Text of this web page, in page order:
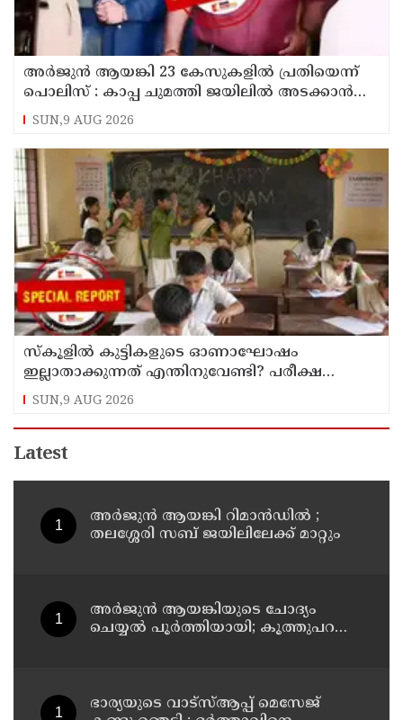
അര്‍ജുന്‍ ആയങ്കി 23 കേസുകളില്‍ പ്രതിയെന്ന്
പൊലിസ് : കാപ്പ ചുമത്തി ജയിലില്‍ അടക്കാന്‍
നീക്കം
SUN,9 AUG 2026
സ്‌കൂളില്‍ കുട്ടികളുടെ ഓണാഘോഷം
ഇല്ലാതാക്കുന്നത് എന്തിനുവേണ്ടി? പരീക്ഷ
ഷെഡ്യൂള്‍ മാറ്റിയത് തിരുത്തുമോ?
SUN,9 AUG 2026
Latest
അര്‍ജുന്‍ ആയങ്കി റിമാന്‍ഡില്‍ ;
തലശ്ശേരി സബ് ജയിലിലേക്ക് മാറ്റും
അര്‍ജുന്‍ ആയങ്കിയുടെ ചോദ്യം
ചെയ്യല്‍ പൂര്‍ത്തിയായി; കൂത്തുപറമ്പ്
ഭാര്യയുടെ വാട്സ്ആപ്പ് മെസേജ്